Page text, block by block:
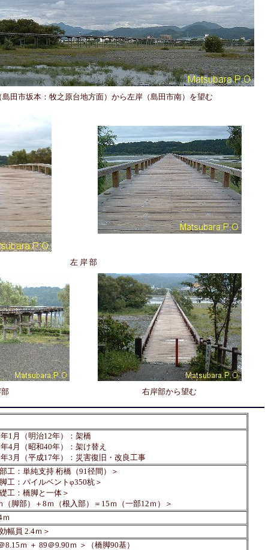
島田市坂本：牧之原台地方面）から左岸（島田市南）を望む
左 岸 部
右岸部から望む
1月（明治12年）：架橋
4月（昭和40年）：架け替え
3月（平成17年）：災害復旧・改良工事
工：単純支持 桁橋（91径間）＞
工：パイルベントφ350杭＞
工：橋脚と一体＞
（脚部）＋8ｍ（根入部）＝15ｍ（一部12ｍ）＞
ｍ
幅員 2.4ｍ＞
8.15ｍ ＋ 89＠9.90ｍ ＞
（橋脚90基）